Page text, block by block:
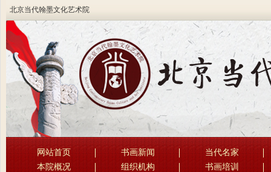
北京当代翰墨文化艺术院
网站首页 书画新闻
当代名家
本院概况
组织机构
书画培训